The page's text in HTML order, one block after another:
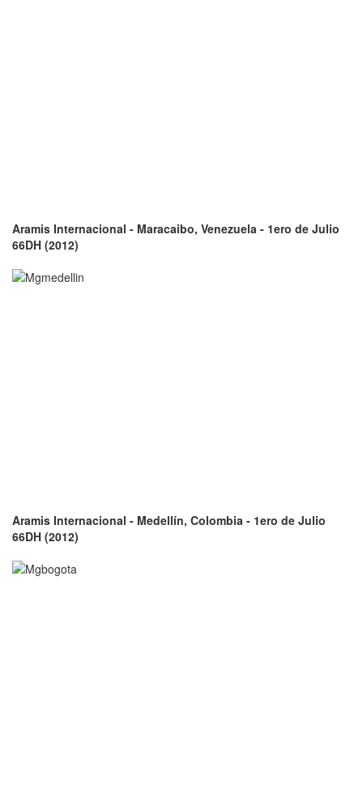
Aramis Internacional - Maracaibo, Venezuela - 1ero de Julio
66DH (2012)
Aramis Internacional - Medellín, Colombia - 1ero de Julio
66DH (2012)